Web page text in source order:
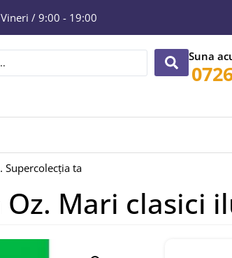
Vineri / 9:00 - 19:00
Suna
ta
Mari clasici